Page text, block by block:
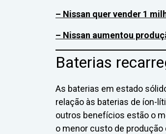
– Nissan quer vender 1
– Nissan aumentou
Baterias
As baterias em estado
relação às baterias de íon-
outros benefícios estão o
o menor custo de